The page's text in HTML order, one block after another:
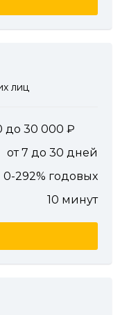
лиц
до 30 000
от 7 до 30 дней
0-292% годовых
10 минут